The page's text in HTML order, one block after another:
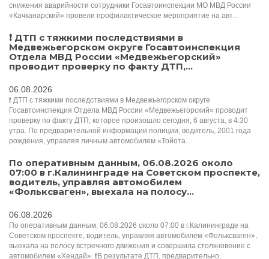
снижения аварийности сотрудники Госавтоинспекции МО МВД России
«Качканарский» провели профилактическое мероприятие на авт...
❗ ДТП с тяжкими последствиями в
Медвежьегорском округе Госавтоинспекция
Отдела МВД России «Медвежьегорский»
проводит проверку по факту ДТП,...
06.08.2026
❗ ДТП с тяжкими последствиями в Медвежьегорском округе
Госавтоинспекция Отдела МВД России «Медвежьегорский» проводит
проверку по факту ДТП, которое произошло сегодня, 6 августа, в 4:30
утра. По предварительной информации полиции, водитель, 2001 года
рождения, управляя личным автомобилем «Тойота...
По оперативным данным, 06.08.2026 около
07:00 в г.Калининграде на Советском проспекте,
водитель, управляя автомобилем
«Фольксваген», выехала на полосу...
06.08.2026
По оперативным данным, 06.08.2026 около 07:00 в г.Калининграде на
Советском проспекте, водитель, управляя автомобилем «Фольксваген»,
выехала на полосу встречного движения и совершила столкновение с
автомобилем «Хендай». ❗️В результате ДТП, предварительно,